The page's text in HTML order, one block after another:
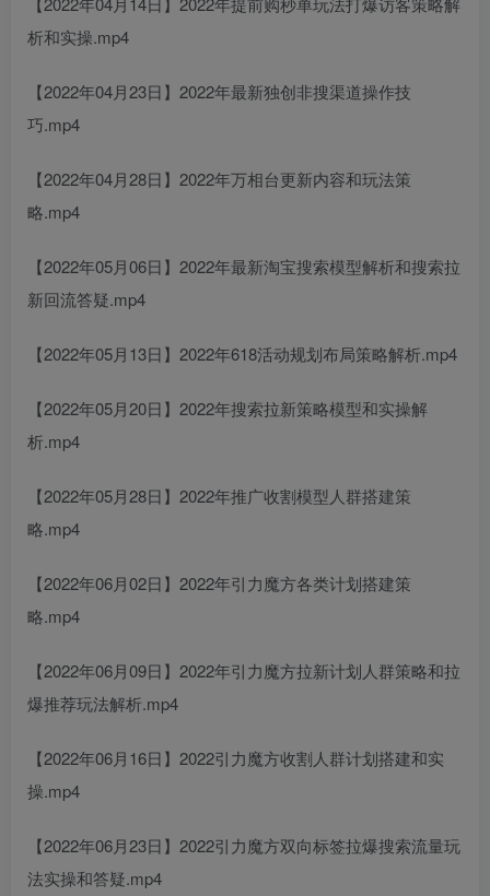
析和实操.mp4
【2022年04月23日】2022年最新独创非搜渠道操作技
巧.mp4
【2022年04月28日】2022年万相台更新内容和玩法策
略.mp4
【2022年05月06日】2022年最新淘宝搜索模型解析和搜索拉
新回流答疑.mp4
【2022年05月13日】2022年618活动规划布局策略解析.mp4
【2022年05月20日】2022年搜索拉新策略模型和实操解
析.mp4
【2022年05月28日】2022年推广收割模型人群搭建策
略.mp4
【2022年06月02日】2022年引力魔方各类计划搭建策
略.mp4
【2022年06月09日】2022年引力魔方拉新计划人群策略和拉
爆推荐玩法解析.mp4
【2022年06月16日】2022引力魔方收割人群计划搭建和实
操.mp4
【2022年06月23日】2022引力魔方双向标签拉爆搜索流量玩
法实操和答疑.mp4